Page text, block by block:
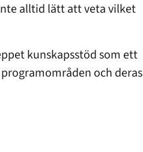
alltid lätt att veta vilket
kunskapsstöd som ett
och deras